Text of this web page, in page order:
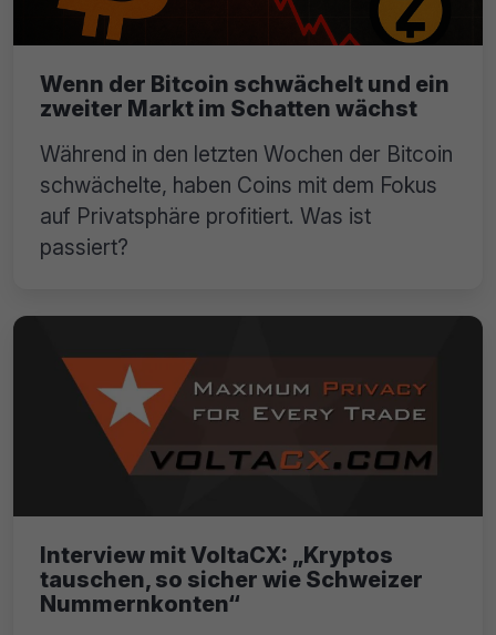
Wenn der Bitcoin schwächelt und ein
zweiter Markt im Schatten wächst
Während in den letzten Wochen der Bitcoin
schwächelte, haben Coins mit dem Fokus
auf Privatsphäre profitiert. Was ist
passiert?
Interview mit VoltaCX: „Kryptos
tauschen, so sicher wie Schweizer
Nummernkonten“